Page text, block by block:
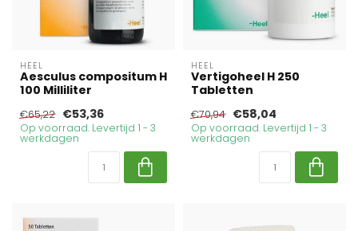
HEEL
Aesculus compositum H
100 Milliliter
€65,22 €53,36
Op voorraad. Levertijd 1 - 3
werkdagen
HEEL
Vertigoheel H 250
Tabletten
€70,94 €58,04
Op voorraad. Levertijd 1 - 3
werkdagen